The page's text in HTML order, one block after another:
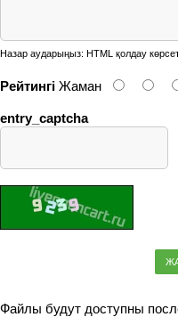
Назар аударыңыз: HTML қолдау
Рейтингі Жаман
entry_captcha
Файлы будут доступны